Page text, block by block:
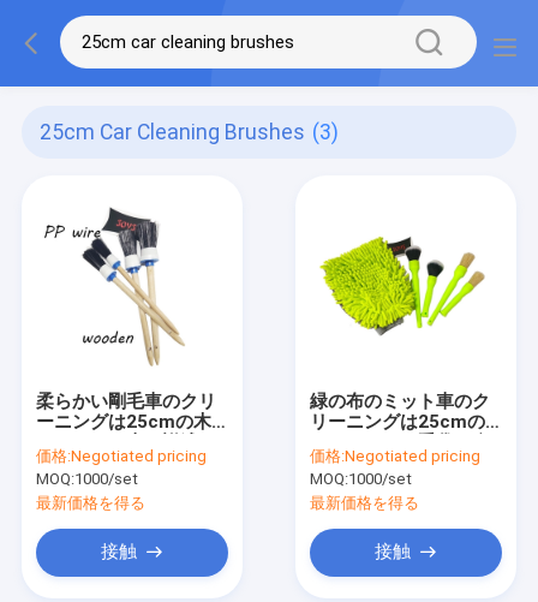
25cm Car Cleaning Brushes (3)
柔らかい剛毛車のクリ
ーニングは25cmの木
ブラシをブラシ
価格:Negotiated pricing
MOQ:1000/set
最新価格を得る
接触
緑の布のミット車のク
リーニングは25cmの
動車洗浄ブラシをブラ
シ
価格:Negotiated pricing
MOQ:1000/set
最新価格を得る
接触